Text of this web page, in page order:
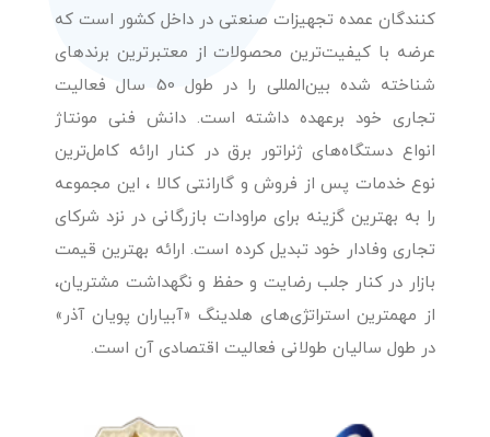
کنندگان عمده تجهیزات صنعتی در داخل کشور است که
عرضه با کیفیت‌ترین محصولات از معتبرترین برندهای
شناخته شده بین‌المللی را در طول 50 سال فعالیت
تجاری خود برعهده داشته است. دانش فنی مونتاژ
انواع دستگاه‌های ژنراتور برق در کنار ارائه کامل‌ترین
نوع خدمات پس از فروش و گارانتی کالا ، این مجموعه
را به بهترین گزینه برای مراودات بازرگانی در نزد شرکای
تجاری وفادار خود تبدیل کرده است. ارائه بهترین قیمت
بازار در کنار جلب رضایت و حفظ و نگهداشت مشتریان،
از مهمترین استراتژی‌های هلدینگ «آبیاران پویان آذر»
در طول سالیان طولانی فعالیت اقتصادی آن است.